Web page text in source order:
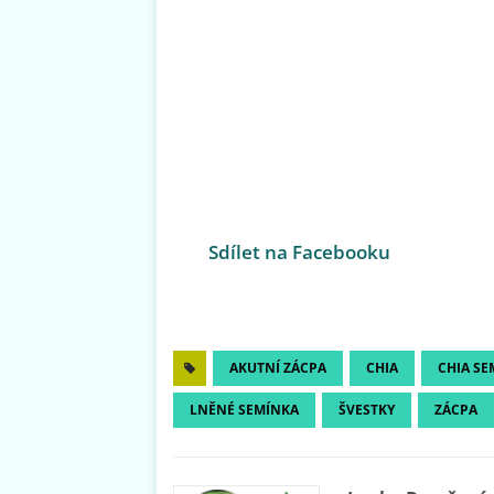
Sdílet na Facebooku
AKUTNÍ ZÁCPA CHIA CHIA
LNĚNÉ SEMÍNKA ŠVESTKY ZÁCPA